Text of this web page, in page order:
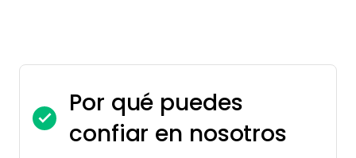
Por qué puedes
confiar en nosotros